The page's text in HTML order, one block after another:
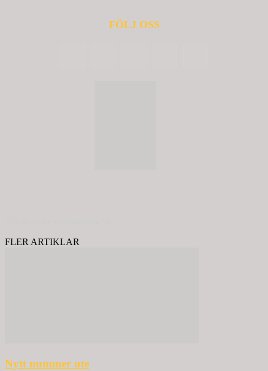
FÖLJ OSS
FLER ARTIKLAR
Nytt nummer ute